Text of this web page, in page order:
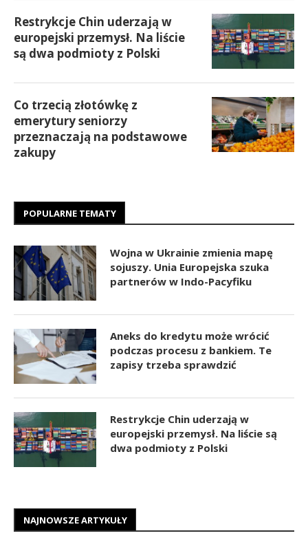
Restrykcje Chin uderzają w
europejski przemysł. Na liście
są dwa podmioty z Polski
Co trzecią złotówkę z
emerytury seniorzy
przeznaczają na podstawowe
zakupy
POPULARNE TEMATY
Wojna w Ukrainie zmienia mapę
sojuszy. Unia Europejska szuka
partnerów w Indo-Pacyfiku
Aneks do kredytu może wrócić
podczas procesu z bankiem. Te
zapisy trzeba sprawdzić
Restrykcje Chin uderzają w
europejski przemysł. Na liście są
dwa podmioty z Polski
NAJNOWSZE ARTYKUŁY